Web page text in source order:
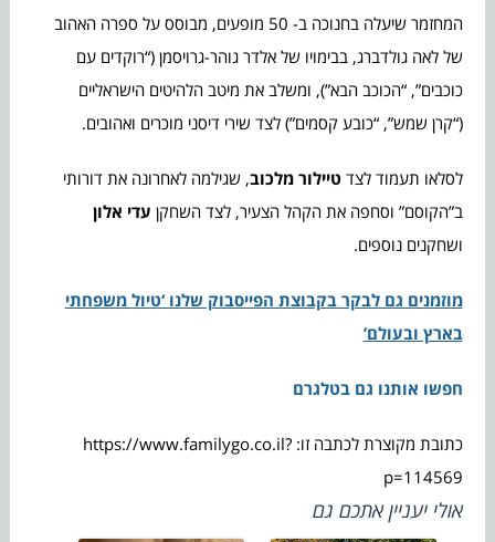
המחזמר שיעלה בחנוכה ב- 50 מופעים, מבוסס על ספרה האהוב
של לאה גולדברג, בבימויו של אלדר גוהר-גרויסמן (“רוקדים עם
כוכבים”, “הכוכב הבא”), ומשלב את מיטב הלהיטים הישראליים
(“קרן שמש”, “כובע קסמים”) לצד שירי דיסני מוכרים ואהובים.
לסלאו תעמוד לצד טיילור מלכוב, שגילמה לאחרונה את דורותי
ב”הקוסם” וסחפה את הקהל הצעיר, לצד השחקן עדי אלון
ושחקנים נוספים.
מוזמנים גם לבקר בקבוצת הפייסבוק שלנו ‘טיול משפחתי
בארץ ובעולם’
חפשו אותנו גם בטלגרם
כתובת מקוצרת לכתבה זו: https://www.familygo.co.il?
p=114569
אולי יעניין אתכם גם